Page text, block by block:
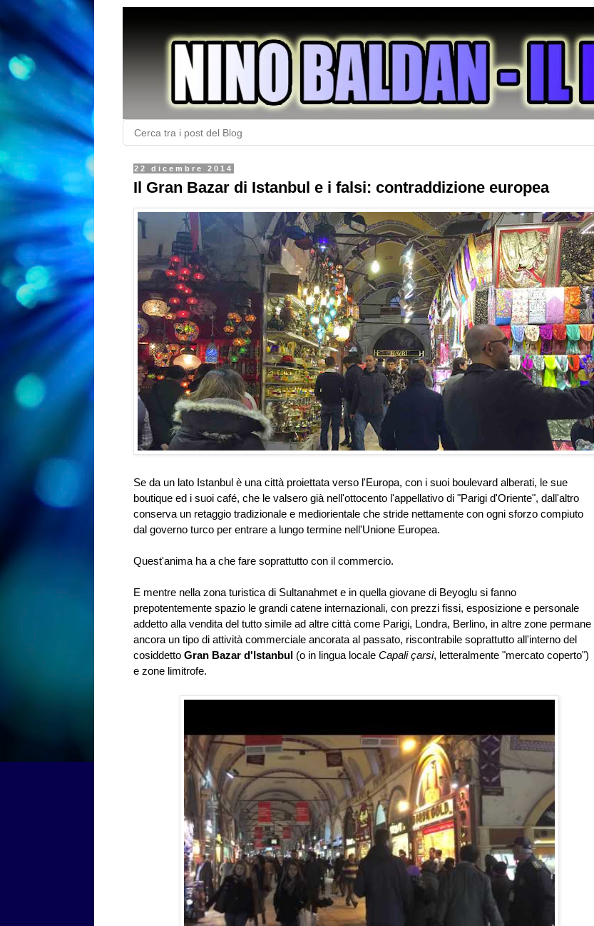
22 dicembre 2014
Il Gran Bazar di Istanbul e i falsi: contraddizione europea
Se da un lato Istanbul è una città proiettata verso l'Europa, con i suoi boulevard alberati, le sue
boutique ed i suoi café, che le valsero già nell'ottocento l'appellativo di "Parigi d'Oriente", dall'altro
conserva un retaggio tradizionale e mediorientale che stride nettamente con ogni sforzo compiuto
dal governo turco per entrare a lungo termine nell'Unione Europea.
Quest'anima ha a che fare soprattutto con il commercio.
E mentre nella zona turistica di Sultanahmet e in quella giovane di Beyoglu si fanno
prepotentemente spazio le grandi catene internazionali, con prezzi fissi, esposizione e personale
addetto alla vendita del tutto simile ad altre città come Parigi, Londra, Berlino, in altre zone permane
ancora un tipo di attività commerciale ancorata al passato, riscontrabile soprattutto all'interno del
cosiddetto Gran Bazar d'Istanbul (o in lingua locale Capali çarsi, letteralmente "mercato coperto")
e zone limitrofe.